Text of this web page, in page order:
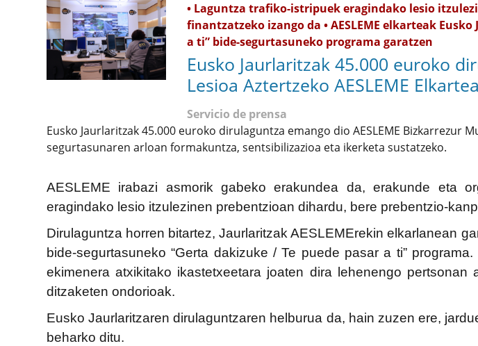
• Laguntza trafiko-istripuek eragindako lesio
finantzatzeko izango da • AESLEME elkarteak
a ti” bide-segurtasuneko programa garatzen
Eusko Jaurlaritzak 45.000 euroko
Lesioa Aztertzeko AESLEME
Servicio de prensa
Eusko Jaurlaritzak 45.000 euroko dirulaguntza emango dio AESLEME Bizkarrezur
segurtasunaren arloan formakuntza, sentsibilizazioa eta ikerketa sustatzeko.
AESLEME irabazi asmorik gabeko erakundea da, erakunde eta
eragindako lesio itzulezinen prebentzioan dihardu, bere prebentzio-
Dirulaguntza horren bitartez, Jaurlaritzak AESLEMErekin elkarlanean
bide-segurtasuneko “Gerta dakizuke / Te puede pasar a ti” programa.
ekimenera atxikitako ikastetxeetara joaten dira lehenengo
ditzaketen ondorioak.
Eusko Jaurlaritzaren dirulaguntzaren helburua da, hain zuzen ere,
beharko ditu.